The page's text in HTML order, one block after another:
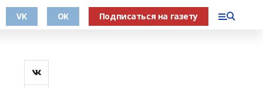
VK OK Подписаться на газету